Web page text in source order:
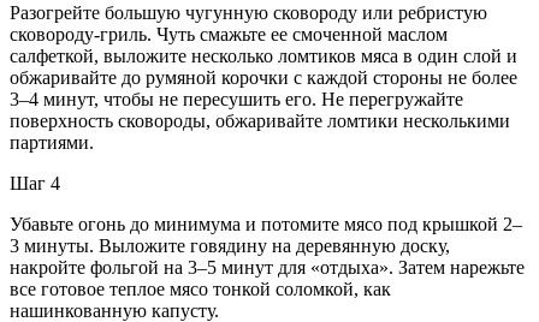
Разогрейте большую чугунную сковороду или ребристую
сковороду-гриль. Чуть смажьте ее смоченной маслом
салфеткой, выложите несколько ломтиков мяса в один слой и
обжаривайте до румяной корочки с каждой стороны не более
3–4 минут, чтобы не пересушить его. Не перегружайте
поверхность сковороды, обжаривайте ломтики несколькими
партиями.
Шаг 4
Убавьте огонь до минимума и потомите мясо под крышкой 2–
3 минуты. Выложите говядину на деревянную доску,
накройте фольгой на 3–5 минут для «отдыха». Затем нарежьте
все готовое теплое мясо тонкой соломкой, как
нашинкованную капусту.